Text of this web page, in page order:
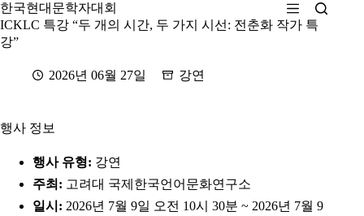
본
문
으
기
한국현대문학자대회
ICKLC 특강 “두 개의 시간, 두 가지 시선: 전춘화 작가 특
강”
2026년 06월 27일 강연
행사 정보
행사 유형: 강연
주최: 고려대 국제한국언어문화연구소
일시: 2026년 7월 9일 오전 10시 30분 ~ 2026년 7월 9